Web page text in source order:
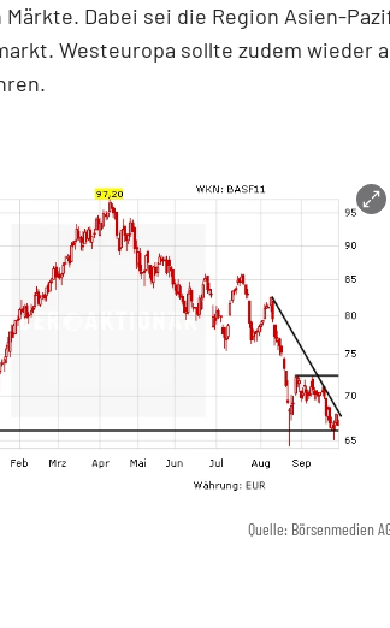
Dabei sei die Region Asien-
Westeuropa sollte zudem wieder
Quelle: Börsenmedien